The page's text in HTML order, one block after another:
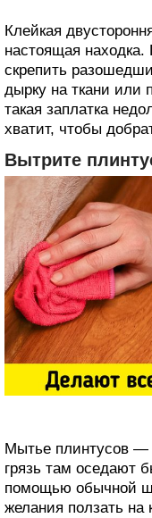
Клейкая
настоящая
скрепить
дырку на ткани или
такая заплатка
хватит, чтобы
Вытрите
Мытье плинтусов —
грязь там оседают
помощью обычной
желания ползать на